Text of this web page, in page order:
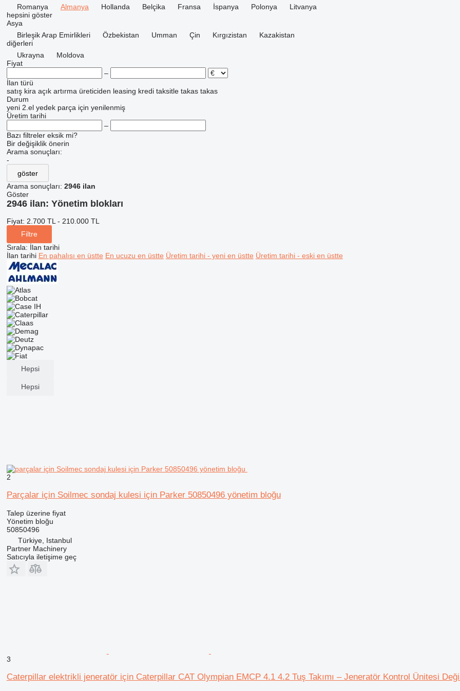
Romanya
Almanya Hollanda Belçika Fransa İspanya Polonya
Litvanya
hepsini göster
Asya
Birleşik Arap Emirlikleri
Özbekistan Umman Çin Kırgızistan
Kazakistan
diğerleri
Ukrayna
Moldova
Fiyat
–
İlan türü
satış kira açık artırma üreticiden leasing kredi taksitle takas takas
Durum
yeni 2.el yedek parça için yenilenmiş
Üretim tarihi
–
Bazı filtreler eksik mi?
Bir değişiklik önerin
Arama sonuçları:
-
göster
Arama sonuçları: 2946 ilan
Göster
2946 ilan: Yönetim blokları
Fiyat: 2.700 TL - 210.000 TL
Filtre
Sırala: İlan tarihi
İlan tarihi En pahalısı en üstte En ucuzu en üstte Üretim tarihi - yeni en üstte Üretim tarihi - eski en üstte
Hepsi
Hepsi
2
Parçalar için Soilmec sondaj kulesi için Parker 50850496 yönetim bloğu
Talep üzerine fiyat
Yönetim bloğu
50850496
Türkiye, Istanbul
Partner Machinery
Satıcıyla iletişime geç
3
Caterpillar elektrikli jeneratör için Caterpillar CAT Olympian EMCP 4.1 4.2 Tuş Takımı – Jeneratör Kontrol Ünitesi